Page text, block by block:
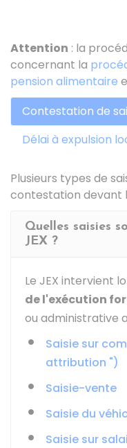
Attention : la
concernant la
pension alimentaire
Contestation de
Délai à expulsion
Plusieurs types de
contestation devant
Quelles saisies
JEX ?
Le JEX intervient
de l'exécution
ou administrative
Saisie sur
attribution ")
Saisie-vente
Saisie du
Saisie sur